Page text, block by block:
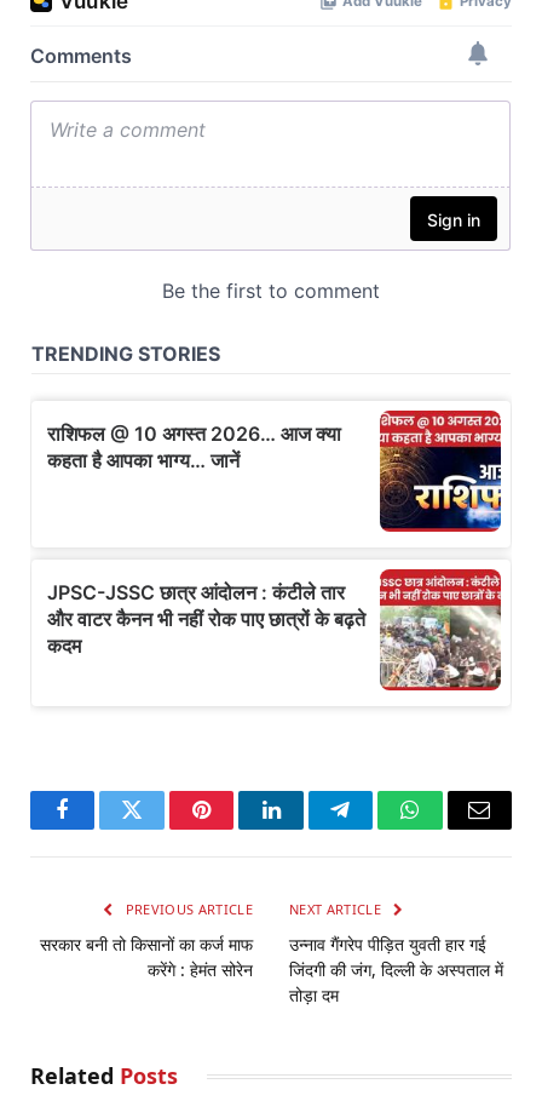
FacebookTwitter PinterestLinkedInTelegramWhatsApp
Email
PREVIOUS ARTICLE
सरकार बनी तो किसानों का कर्ज माफ
करेंगे : हेमंत सोरेन
NEXT ARTICLE
उन्नाव गैंगरेप पीड़ित युवती हार गई
जिंदगी की जंग, दिल्ली के अस्पताल में
तोड़ा दम
Related Posts